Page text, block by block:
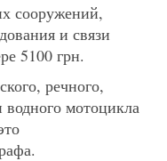
сооружений,
и связи
5100 грн.
речного,
мотоцикла